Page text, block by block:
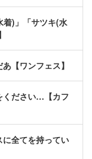
着)」「サツキ(水
【ワンフェス】
ください…【カフ
に全てを持ってい